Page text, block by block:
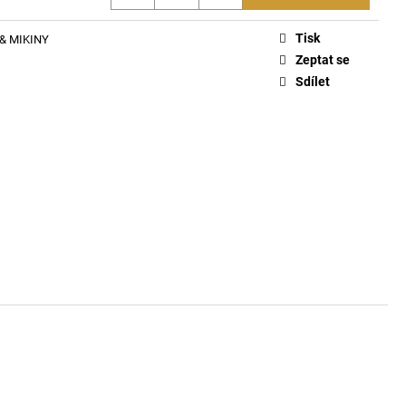
MIKINY
Tisk
Zeptat se
Sdílet
PONOŽKY E7690